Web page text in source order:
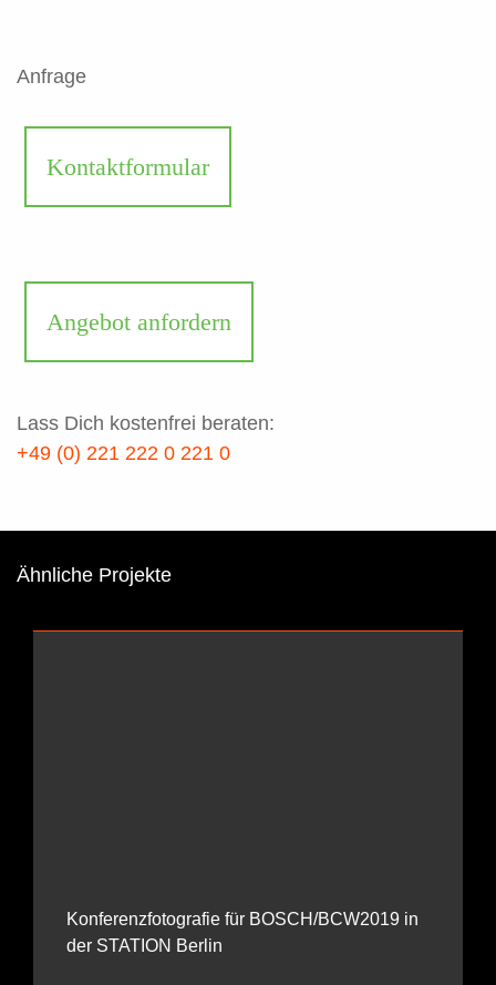
Anfrage
Kontaktformular
Angebot anfordern
Lass Dich kostenfrei beraten:
+49 (0) 221 222 0 221 0
Ähnliche Projekte
Konferenzfotografie für BOSCH/BCW2019 in
der STATION Berlin